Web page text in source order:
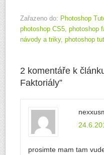
Zařazeno do: Photoshop
photoshop CS5 photoshop
návody a triky, photoshop
2 komentáře k
Faktoriály”
prosimte mam tam